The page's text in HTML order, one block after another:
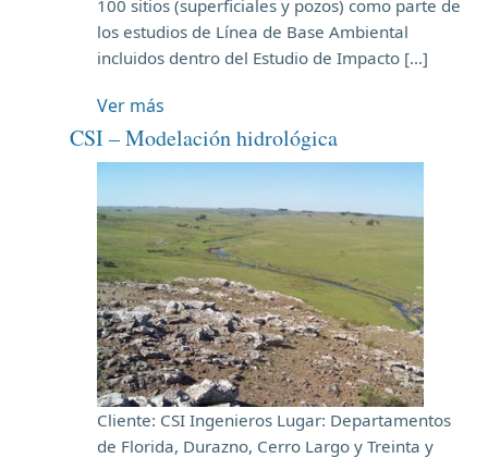
100 sitios (superficiales y pozos) como parte de
los estudios de Línea de Base Ambiental
incluidos dentro del Estudio de Impacto […]
Ver más
CSI – Modelación hidrológica
Cliente: CSI Ingenieros Lugar: Departamentos
de Florida, Durazno, Cerro Largo y Treinta y